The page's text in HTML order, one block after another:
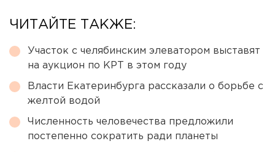
ЧИТАЙТЕ ТАКЖЕ:
Участок с челябинским элеватором выставят
на аукцион по КРТ в этом году
Власти Екатеринбурга рассказали о борьбе с
желтой водой
Численность человечества предложили
постепенно сократить ради планеты